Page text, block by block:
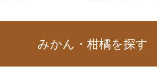
みかん・柑橘を探す